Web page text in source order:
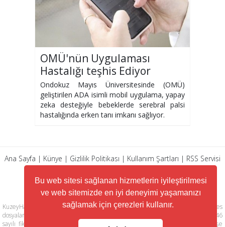
Bu web sitesi sağlanan hizmetlerin iyileştirilmesi
ve web sitemizde en iyi deneyimi yaşamanızı
sağlamak için çerezleri kullanır.
OMÜ'nün Uygulaması
Hastalığı teşhis Ediyor
Ondokuz Mayıs Üniversitesinde (OMÜ)
geliştirilen ADA isimli mobil uygulama, yapay
zeka desteğiyle bebeklerde serebral palsi
hastalığında erken tanı imkanı sağlıyor.
Ana Sayfa | Künye | Gizlilik Politikası | Kullanım Şartları | RSS Servisi
KuzeyHaber.com sitesinde yer alan tüm yazılar, materyaller, resimler, ses
dosyaları, animasyonlar, videolar, tasarım ve düzenlemelerin telif hakları 5846
sayılı fikir ve sanat eserleri kanunu ile korunmaktadır. Her türlü haber, köşe